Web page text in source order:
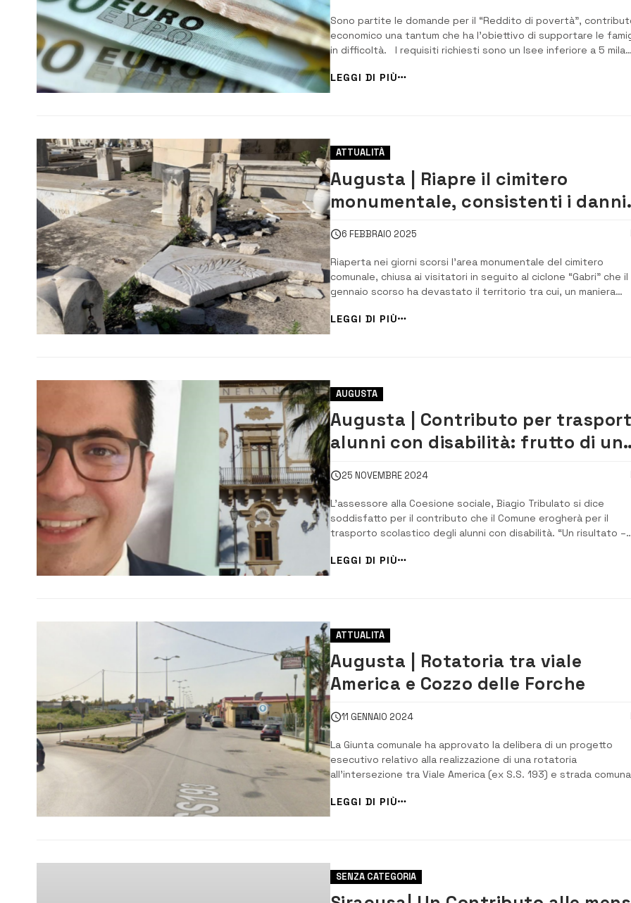
Sono partite le domande per il “Reddito di povertà”,
economico una tantum che ha l’obiettivo di supportare le
in difficoltà. I requisiti richiesti sono un Isee inferiore a 5 mila
per reati specifici o provvedimenti. Le domande saranno
selezionate in [&...
LEGGI DI PIÙ
ATTUALITÀ
Augusta | Riapre il cimitero
monumentale, consistenti i danni
causati dal ciclone
6 FEBBRAIO 2025
Riaperta nei giorni scorsi l’area monumentale del cimitero
comunale, chiusa ai visitatori in seguito al ciclone “Gabri” che il
gennaio scorso ha devastato il territorio tra cui, un maniera
parziale. Il 18 gennaio era stato chiuso l’intero cimitero e dal
giorno successivo l’inacce...
LEGGI DI PIÙ
AUGUSTA
Augusta | Contributo per
alunni con disabilità: frutto di un
lavoro di squadra
25 NOVEMBRE 2024
L’assessore alla Coesione sociale, Biagio Tribulato si dice
soddisfatto per il contributo che il Comune erogherà per il
trasporto scolastico degli alunni con disabilità. “Un risultato –
deliberazione di Giunta Municipale grazie ad un lavoro di squadra
con il mio staff delle Pol...
LEGGI DI PIÙ
ATTUALITÀ
Augusta | Rotatoria tra viale
America e Cozzo delle Forche
11 GENNAIO 2024
La Giunta comunale ha approvato la delibera di un progetto
esecutivo relativo alla realizzazione di una rotatoria
all’intersezione tra Viale America (ex S.S. 193) e strada
Giuseppe Di Mare il quale spiega che, l’esigenza di dar vita a
opera è quella di fluidificare...
LEGGI DI PIÙ
SENZA CATEGORIA